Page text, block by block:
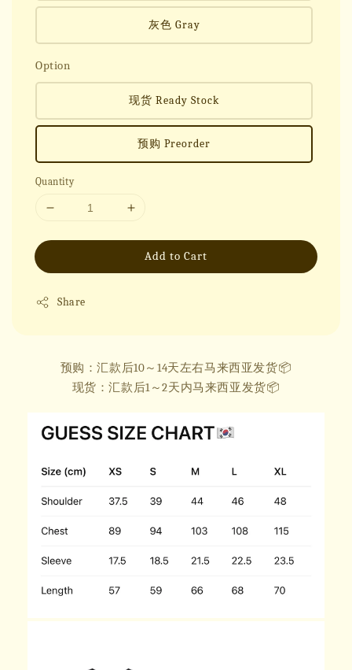
灰色 Gray
Option
现货 Ready Stock
预购 Preorder
Quantity
Add to Cart
Share
预购：汇款后10～14天左右马来西亚发货📦
现货：汇款后1～2天内马来西亚发货📦